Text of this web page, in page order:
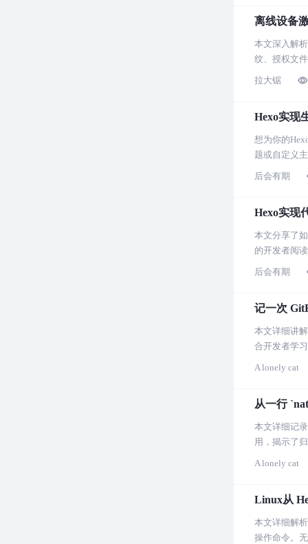
离线设备
本文深入解
纹、授权文
拉大锯
Hexo实现
想为你的
题或自定义
后会有期
Hexo实现
本文分享了
的开发者阅
后会有期
记一次
本文详细讲
合开发者学
A lonely cat
从一行
本文详细记
用，揭示了
A lonely cat
Linux从
本文详细解
操作命令。